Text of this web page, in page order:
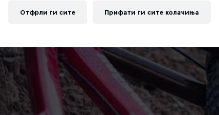
Отфрли ги сите Прифати ги сите колачиња